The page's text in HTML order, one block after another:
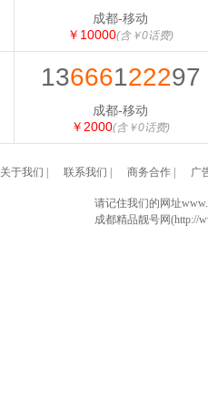
成都-移动
￥10000(含￥0话费)
13666122297
成都-移动
￥2000(含￥0话费)
关于我们 联系我们 商务合作| 广
请记住我们的网址
成都精品靓号网(http://